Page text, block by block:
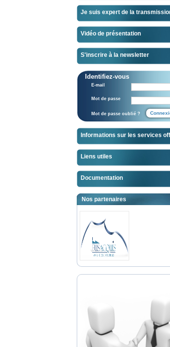
Je suis expert de la
Vidéo de présentation
S'inscrire à la newsletter
Identifiez-vous
E-mail
Mot de passe
Mot de passe oublié ?
Informations sur les services
Liens utiles
Documentation
Nos partenaires